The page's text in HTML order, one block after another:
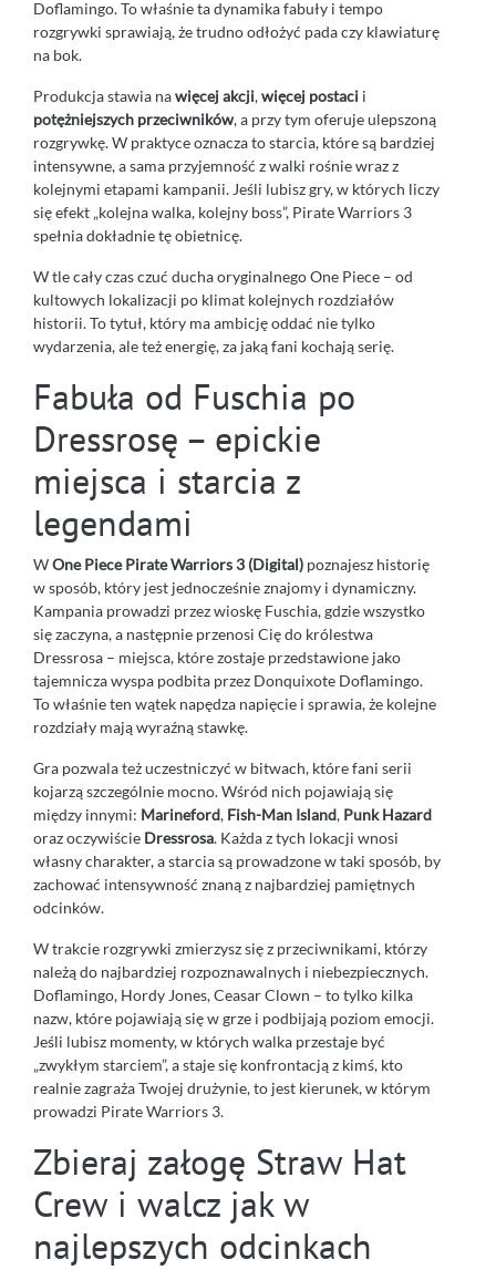
Doflamingo. To właśnie ta dynamika fabuły i tempo
rozgrywki sprawiają, że trudno odłożyć pada czy klawiaturę
na bok.
Produkcja stawia nawięcej akcji,więcej postaci i
potężniejszych przeciwników, a przy tym oferuje ulepszoną
rozgrywkę. W praktyce oznacza to starcia, które są bardziej
intensywne, a sama przyjemność z walki rośnie wraz z
kolejnymi etapami kampanii. Jeśli lubisz gry, w których liczy
się efekt „kolejna walka, kolejny boss”, Pirate Warriors 3
spełnia dokładnie tę obietnicę.
W tle cały czas czuć ducha oryginalnego One Piece – od
kultowych lokalizacji po klimat kolejnych rozdziałów
historii. To tytuł, który ma ambicję oddać nie tylko
wydarzenia, ale też energię, za jaką fani kochają serię.
Fabuła od Fuschia po
Dressrosę – epickie
miejsca i starcia z
legendami
WOne Piece Pirate Warriors 3 (Digital) poznajesz historię
w sposób, który jest jednocześnie znajomy i dynamiczny.
Kampania prowadzi przez wioskę Fuschia, gdzie wszystko
się zaczyna, a następnie przenosi Cię do królestwa
Dressrosa – miejsca, które zostaje przedstawione jako
tajemnicza wyspa podbita przez Donquixote Doflamingo.
To właśnie ten wątek napędza napięcie i sprawia, że kolejne
rozdziały mają wyraźną stawkę.
Gra pozwala też uczestniczyć w bitwach, które fani serii
kojarzą szczególnie mocno. Wśród nich pojawiają się
między innymi: Marineford, Fish-Man Island, Punk Hazard
oraz oczywiście Dressrosa. Każda z tych lokacji wnosi
własny charakter, a starcia są prowadzone w taki sposób, by
zachować intensywność znaną z najbardziej pamiętnych
odcinków.
W trakcie rozgrywki zmierzysz się z przeciwnikami, którzy
należą do najbardziej rozpoznawalnych i niebezpiecznych.
Doflamingo, Hordy Jones, Ceasar Clown – to tylko kilka
nazw, które pojawiają się w grze i podbijają poziom emocji.
Jeśli lubisz momenty, w których walka przestaje być
„zwykłym starciem”, a staje się konfrontacją z kimś, kto
realnie zagraża Twojej drużynie, to jest kierunek, w którym
prowadzi Pirate Warriors 3.
Zbieraj załogę Straw Hat
Crew i walcz jak w
najlepszych odcinkach